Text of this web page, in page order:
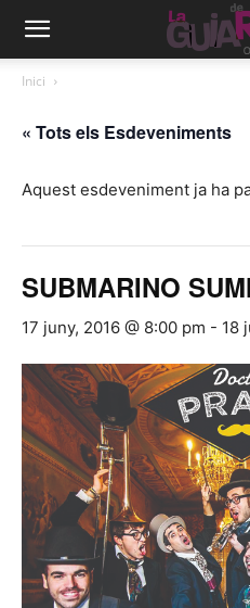
Inici
« Tots els Esdeveniments
Aquest esdeveniment ja ha
SUBMARINO
17 juny, 2016 @ 8:00 pm - 18